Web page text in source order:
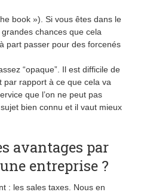
book »). Si vous êtes dans le
chances que cela
part passer pour des forcenés
“opaque”. Il est difficile de
par rapport à ce que cela va
que l’on ne peut pas
bien connu et il vaut mieux
avantages par
entreprise ?
: les sales taxes. Nous en